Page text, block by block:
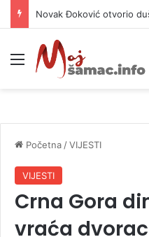
Novak Đoković otvorio
Meni
Početna /VIJESTI
VIJESTI
Crna Gora
vraća dvorac